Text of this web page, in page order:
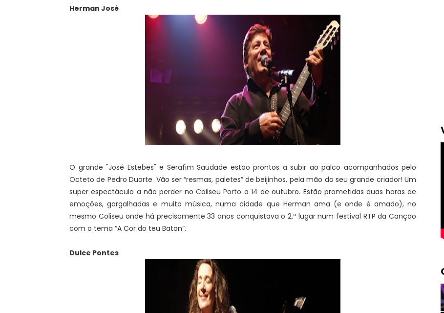
Herman José
O grande "José Estebes" e Serafim Saudade estão prontos a subir ao palco acompanhados pelo
Octeto de Pedro Duarte. Vão ser “resmas, paletes” de beijinhos, pela mão do seu grande criador! Um
super espectáculo a não perder no Coliseu Porto a 14 de outubro. Estão prometidas duas horas de
emoções, gargalhadas e muita música, numa cidade que Herman ama (e onde é amado), no
mesmo Coliseu onde há precisamente 33 anos conquistava o 2.º lugar num festival RTP da Canção
com o tema “A Cor do teu Baton”.
Dulce Pontes